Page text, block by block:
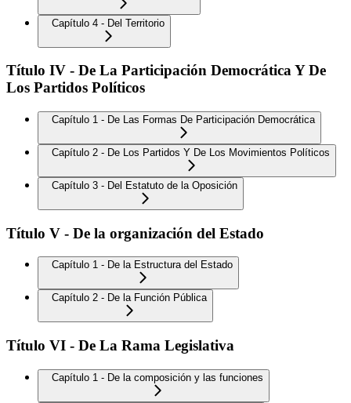
Capítulo 4 - Del Territorio
Título IV - De La Participación Democrática Y De
Los Partidos Políticos
Capítulo 1 - De Las Formas De Participación Democrática
Capítulo 2 - De Los Partidos Y De Los Movimientos Políticos
Capítulo 3 - Del Estatuto de la Oposición
Título V - De la organización del Estado
Capítulo 1 - De la Estructura del Estado
Capítulo 2 - De la Función Pública
Título VI - De La Rama Legislativa
Capítulo 1 - De la composición y las funciones